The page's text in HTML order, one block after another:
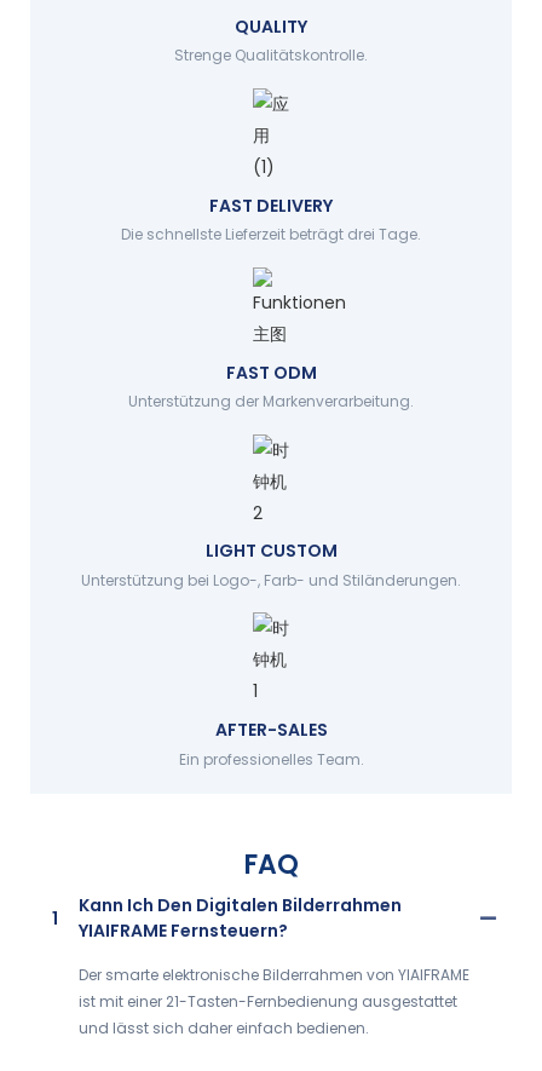
QUALITY
Strenge Qualitätskontrolle.
FAST DELIVERY
Die schnellste Lieferzeit beträgt drei Tage.
FAST ODM
Unterstützung der Markenverarbeitung.
LIGHT CUSTOM
Unterstützung bei Logo-, Farb- und Stiländerungen.
AFTER-SALES
Ein professionelles Team.
FAQ
1
Kann Ich Den Digitalen Bilderrahmen
YIAIFRAME Fernsteuern?
Der smarte elektronische Bilderrahmen von YIAIFRAME
ist mit einer 21-Tasten-Fernbedienung ausgestattet
und lässt sich daher einfach bedienen.